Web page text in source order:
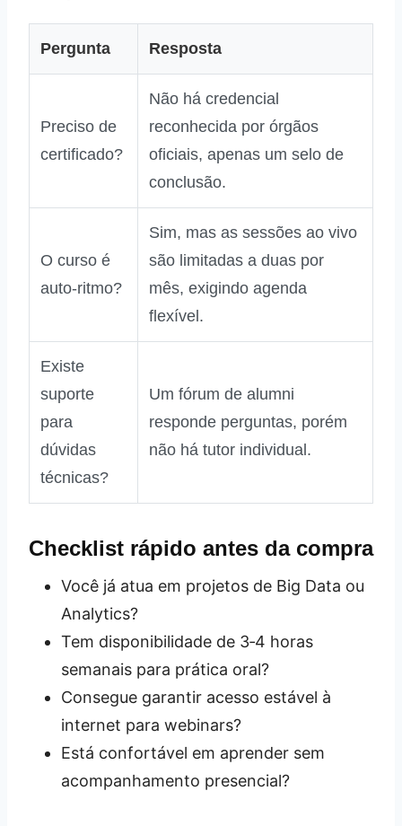
Pergunta Resposta
Preciso de
certificado?
Não há credencial
reconhecida por órgãos
oficiais, apenas um selo de
conclusão.
O curso é
auto‑ritmo?
Sim, mas as sessões ao vivo
são limitadas a duas por
mês, exigindo agenda
flexível.
Existe
suporte
para
dúvidas
técnicas?
Um fórum de alumni
responde perguntas, porém
não há tutor individual.
Checklist rápido antes da compra
Você já atua em projetos de Big Data ou
Analytics?
Tem disponibilidade de 3‑4 horas
semanais para prática oral?
Consegue garantir acesso estável à
internet para webinars?
Está confortável em aprender sem
acompanhamento presencial?